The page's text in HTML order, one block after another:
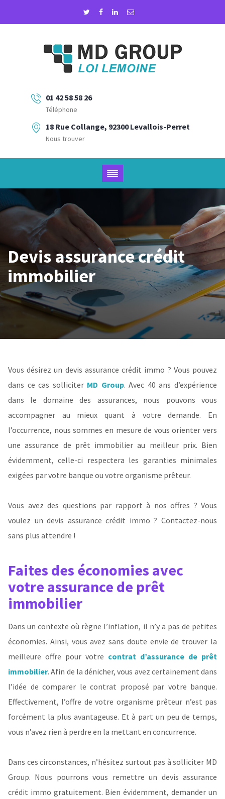
01 42 58 58 26
Téléphone
18 Rue Collange, 92300 Levallois-Perret
Nous trouver
Devis assurance crédit
immobilier
Vous désirez un devis assurance crédit immo ? Vous pouvez
dans ce cas solliciter MD Group. Avec 40 ans d’expérience
dans le domaine des assurances, nous pouvons vous
accompagner au mieux quant à votre demande. En
l’occurrence, nous sommes en mesure de vous orienter vers
une assurance de prêt immobilier au meilleur prix. Bien
évidemment, celle-ci respectera les garanties minimales
exigées par votre banque ou votre organisme prêteur.
Vous avez des questions par rapport à nos offres ? Vous
voulez un devis assurance crédit immo ? Contactez-nous
sans plus attendre !
Faites des économies avec
votre assurance de prêt
immobilier
Dans un contexte où règne l’inflation, il n’y a pas de petites
économies. Ainsi, vous avez sans doute envie de trouver la
meilleure offre pour votre contrat d’assurance de prêt
immobilier. Afin de la dénicher, vous avez certainement dans
l’idée de comparer le contrat proposé par votre banque.
Effectivement, l’offre de votre organisme prêteur n’est pas
forcément la plus avantageuse. Et à part un peu de temps,
vous n’avez rien à perdre en la mettant en concurrence.
Dans ces circonstances, n’hésitez surtout pas à solliciter MD
Group. Nous pourrons vous remettre un devis assurance
crédit immo gratuitement. Bien évidemment, demander un